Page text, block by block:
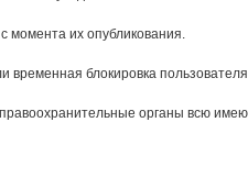
момента их опубликования.
блокировка
правоохранительные органы всю